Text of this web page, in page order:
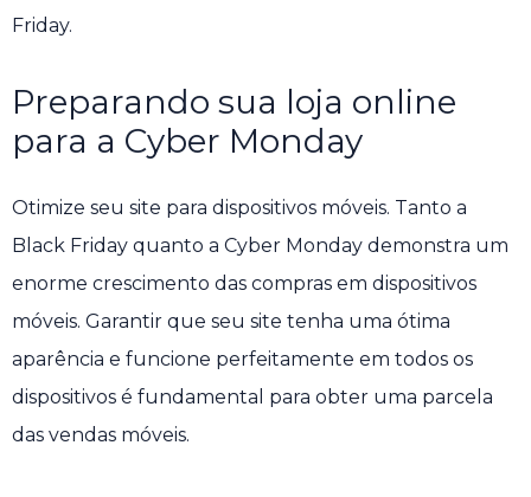
Friday.
Preparando sua loja online
para a Cyber ​​Monday
Otimize seu site para dispositivos móveis. Tanto a
Black Friday quanto a Cyber ​​Monday demonstra um
enorme crescimento das compras em dispositivos
móveis. Garantir que seu site tenha uma ótima
aparência e funcione perfeitamente em todos os
dispositivos é fundamental para obter uma parcela
das vendas móveis.